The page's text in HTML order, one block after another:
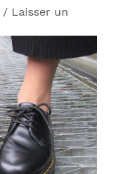
/ Laisser un